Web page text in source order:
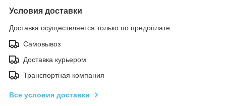
Условия доставки
Доставка осуществляется только по предоплате.
Самовывоз
Доставка курьером
Транспортная компания
Все условия доставки